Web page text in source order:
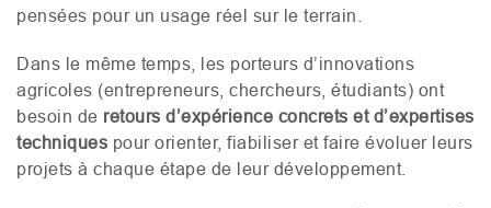
pensées pour un usage réel sur le terrain.
Dans le même temps, les porteurs d’innovations
agricoles (entrepreneurs, chercheurs, étudiants) ont
besoin de retours d’expérience concrets et d’expertises
techniques pour orienter, fiabiliser et faire évoluer leurs
projets à chaque étape de leur développement.